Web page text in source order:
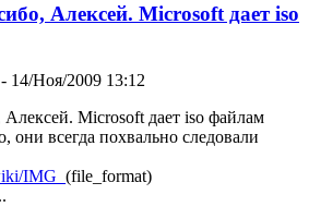
Алексей. Microsoft дает iso
- 14/Ноя/2009 13:12
Microsoft дает iso файлам
они всегда похвально следовали
IMG_ (file_format)